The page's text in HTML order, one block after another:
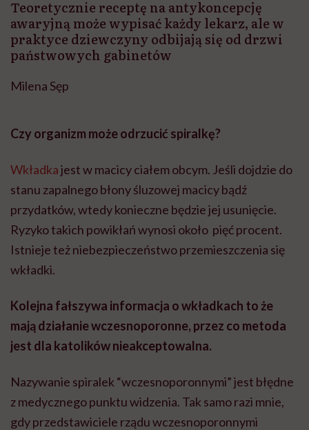
Teoretycznie receptę na antykoncepcję
awaryjną może wypisać każdy lekarz, ale w
praktyce dziewczyny odbijają się od drzwi
państwowych gabinetów
Milena Sęp
Czy organizm może odrzucić spiralkę?
Wkładkajest w macicy ciałem obcym. Jeśli dojdzie do
stanu zapalnego błony śluzowej macicy bądź
przydatków, wtedy konieczne będzie jej usunięcie.
Ryzyko takich powikłań wynosi około pięć procent.
Istnieje też niebezpieczeństwo przemieszczenia się
wkładki.
Kolejna fałszywa informacja o wkładkach to że
mają działanie wczesnoporonne, przez co metoda
jest dla katolików nieakceptowalna.
Nazywanie spiralek “wczesnoporonnymi” jest błędne
z medycznego punktu widzenia. Tak samo razi mnie,
gdy przedstawiciele rządu wczesnoporonnymi